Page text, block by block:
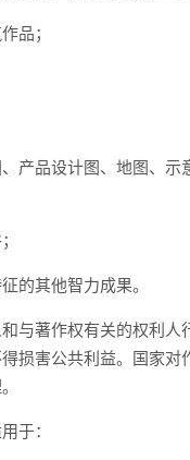
品；
、产品设计图、地图、
的其他智力成果。
与著作权有关的权利人
损害公共利益。国家对
于：